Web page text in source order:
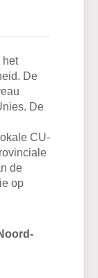
het
De
De
CU-
de
op